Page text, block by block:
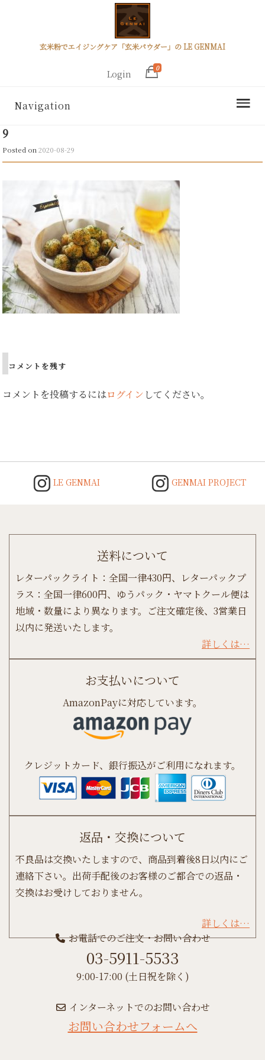
玄米粉でエイジングケア「玄米パウダー」の LE GENMAI
Login
0
Navigation
9
Posted on2020-08-29
コメントを残す
コメントを投稿するにはログイン してください。
LE GENMAI GENMAI PROJECT
送料について
レターパックライト：全国一律430円、レターパックプ
ラス：全国一律600円、ゆうパック・ヤマトクール便は
地域・数量により異なります。ご注文確定後、3営業日
以内に発送いたします。
詳しくは…
お支払いについて
AmazonPayに対応しています。
クレジットカード、銀行振込がご利用になれます。
返品・交換について
不良品は交換いたしますので、商品到着後8日以内にご
連絡下さい。出荷手配後のお客様のご都合での返品・
交換はお受けしておりません。
詳しくは…
お電話でのご注文・お問い合わせ
03-5911-5533
9:00-17:00 (土日祝を除く)
インターネットでのお問い合わせ
お問い合わせフォームへ